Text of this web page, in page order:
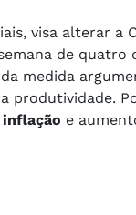
visa alterar a
de
medida
produtividade.
inflação e